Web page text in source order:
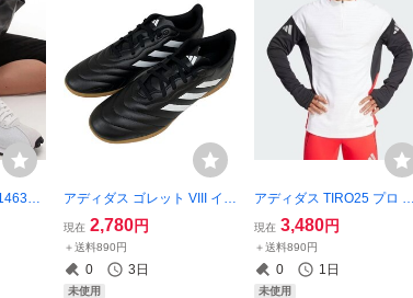
イト/
カー
アディダス ゴレット VIII イン
ドア 27cm ブラック/ホワイ
ト 黒 白 GOLETTO VIII IN フ
ットサルシューズ
現在 2,780円
＋送料890円
0 3日
未使用
アディダス TIRO25 プロ ト
レーニングトップ XLサイズ
定価13200円 ホワイト/ブラ
ック/レッド 白 黒 赤 サッカ
ー 長袖
現在 3,480円
＋送料890円
0 1日
未使用